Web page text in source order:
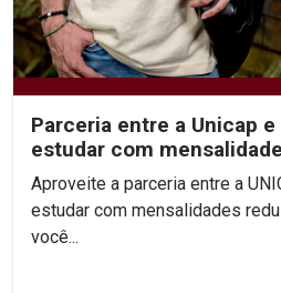
Parceria entre a Unicap
estudar com
Aproveite a parceria entre a
estudar com mensalidades reduzidas! Com o
você...